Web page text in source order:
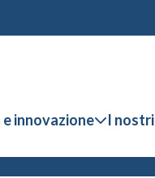
e innovazione I